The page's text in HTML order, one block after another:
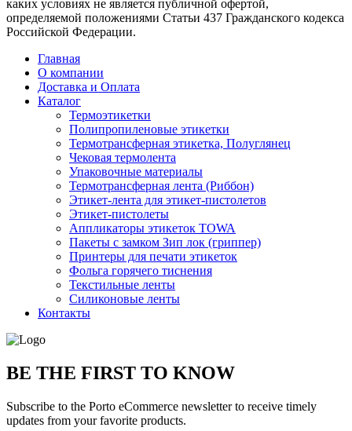
каких условиях не является публичной офертой,
определяемой положениями Статьи 437 Гражданского кодекса
Российской Федерации.
Главная
О компании
Доставка и Оплата
Каталог
Термоэтикетки
Полипропиленовые этикетки
Термотрансферная этикетка, Полуглянец
Чековая термолента
Упаковочные материалы
Термотрансферная лента (Риббон)
Этикет-лента для этикет-пистолетов
Этикет-пистолеты
Аппликаторы этикеток TOWA
Пакеты с замком Зип лок (гриппер)
Принтеры для печати этикеток
Фольга горячего тиснения
Текстильные ленты
Силиконовые ленты
Контакты
BE THE FIRST TO KNOW
Subscribe to the Porto eCommerce newsletter to receive timely
updates from your favorite products.